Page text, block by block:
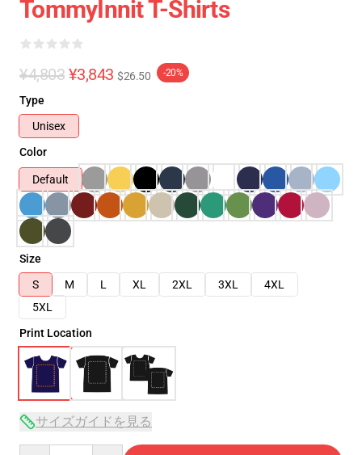
TommyInnit T-Shirts
¥4,803 ¥3,843 $26.50 -20%
Type
Unisex
Color
Default
Size
S
M L XL 2XL 3XL
4XL
5XL
Print Location
サイズガイドを見る